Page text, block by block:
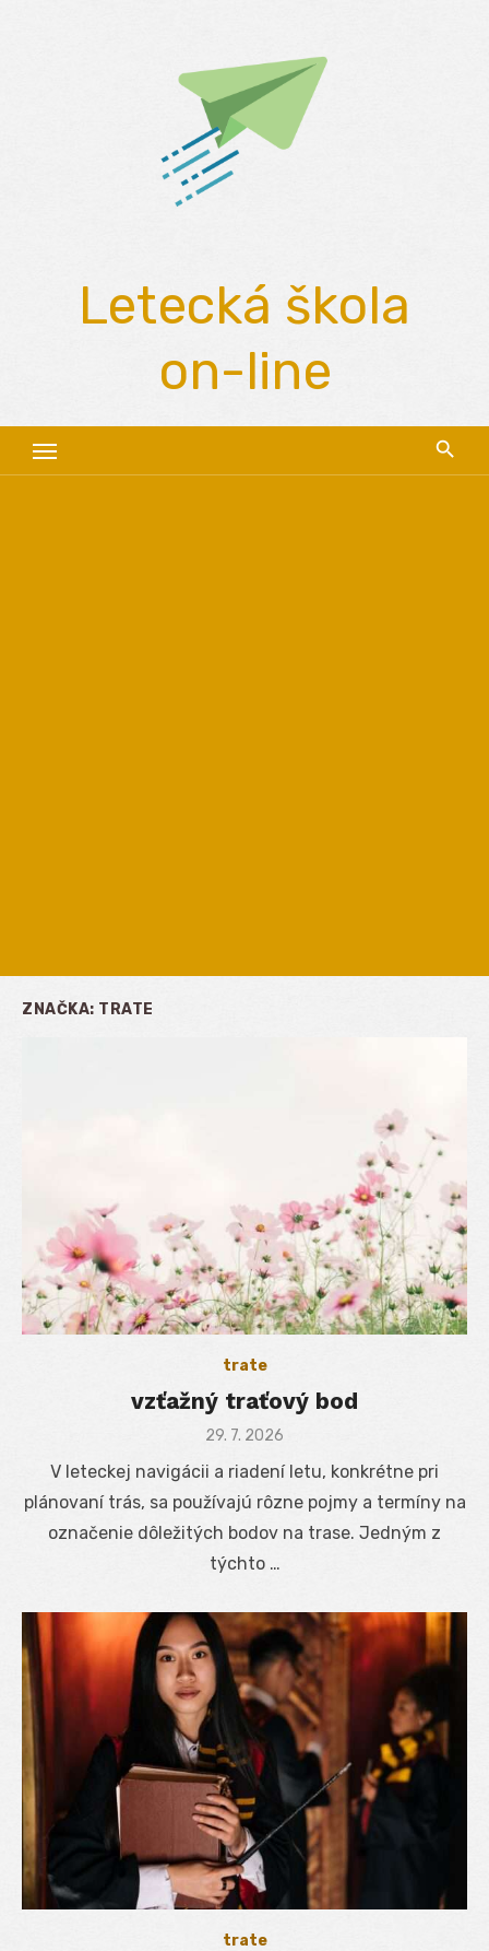
Letecká škola
on-line
ZNAČKA: TRATE
trate
vzťažný traťový bod
Posted
29. 7. 2026
V leteckej navigácii a riadení letu, konkrétne pri
plánovaní trás, sa používajú rôzne pojmy a termíny na
označenie dôležitých bodov na trase. Jedným z
týchto …
trate